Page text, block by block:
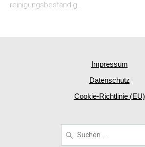
reinigungsbeständig..
Impressum
Datenschutz
Cookie-Richtlinie (EU)